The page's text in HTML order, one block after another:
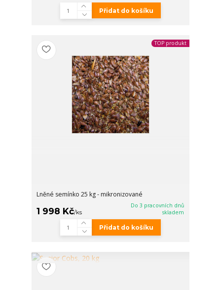
Přidat do košíku
TOP produkt
Lněné semínko 25 kg - mikronizované
1 998 Kč/ks
Do 3 pracovních dnů
skladem
Přidat do košíku